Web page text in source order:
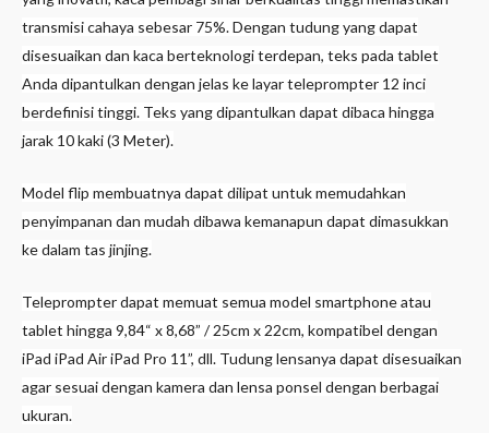
transmisi cahaya sebesar 75%. Dengan tudung yang dapat
disesuaikan dan kaca berteknologi terdepan, teks pada tablet
Anda dipantulkan dengan jelas ke layar teleprompter 12 inci
berdefinisi tinggi. Teks yang dipantulkan dapat dibaca hingga
jarak 10 kaki (3 Meter).
Model flip membuatnya dapat dilipat untuk memudahkan
penyimpanan dan mudah dibawa kemanapun dapat dimasukkan
ke dalam tas jinjing.
Teleprompter dapat memuat semua model smartphone atau
tablet hingga 9,84“ x 8,68” / 25cm x 22cm, kompatibel dengan
iPad iPad Air iPad Pro 11”, dll. Tudung lensanya dapat disesuaikan
agar sesuai dengan kamera dan lensa ponsel dengan berbagai
ukuran.